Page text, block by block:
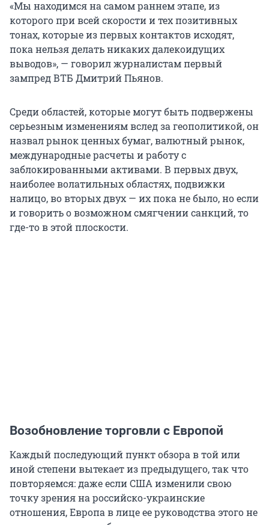
«Мы находимся на самом раннем этапе, из
которого при всей скорости и тех позитивных
тонах, которые из первых контактов исходят,
пока нельзя делать никаких далекоидущих
выводов», — говорил журналистам первый
зампред ВТБ Дмитрий Пьянов.
Среди областей, которые могут быть подвержены
серьезным изменениям вслед за геополитикой, он
назвал рынок ценных бумаг, валютный рынок,
международные расчеты и работу с
заблокированными активами. В первых двух,
наиболее волатильных областях, подвижки
налицо, во вторых двух — их пока не было, но если
и говорить о возможном смягчении санкций, то
где-то в этой плоскости.
Возобновление торговли с Европой
Каждый последующий пункт обзора в той или
иной степени вытекает из предыдущего, так что
повторяемся: даже если США изменили свою
точку зрения на российско-украинские
отношения, Европа в лице ее руководства этого не